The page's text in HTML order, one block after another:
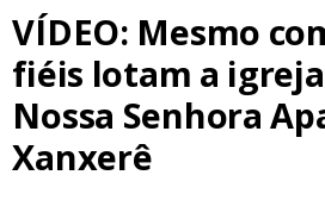
VÍDEO: Mesmo
fiéis lotam a
Nossa Senhora
Xanxerê